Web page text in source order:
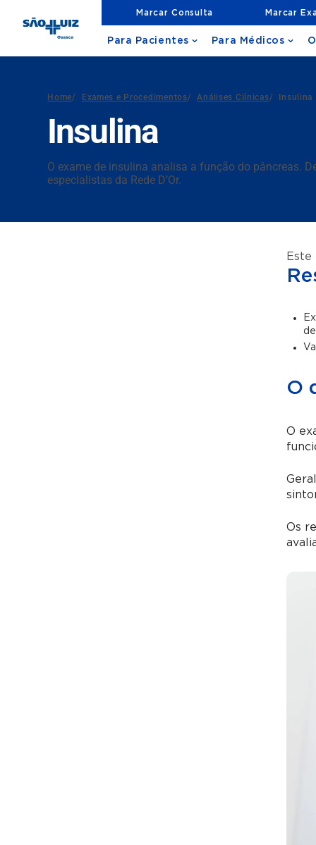
Marcar Consulta Marcar
Para Pacientes Para Médicos
Home/ Exames e Procedimentos/ Análises Clínicas/ Insulina
Insulina
O exame de insulina analisa a função do pâncreas.
especialistas da Rede D’Or.
Este
O
O
Os